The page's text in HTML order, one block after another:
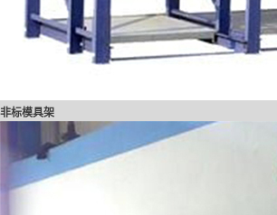
非标模具架